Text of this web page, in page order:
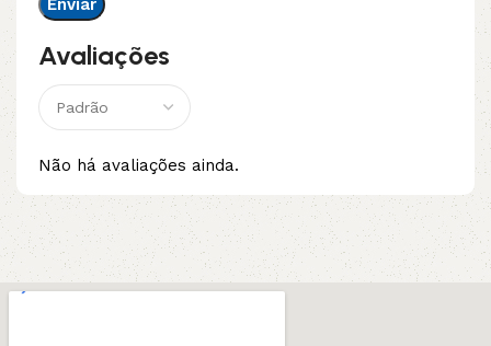
Avaliações
Não há avaliações ainda.